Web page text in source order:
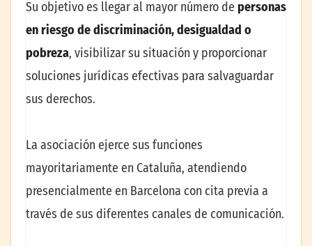
Su objetivo es llegar al mayor número de personas
en riesgo de discriminación, desigualdad o
pobreza, visibilizar su situación y proporcionar
soluciones jurídicas efectivas para salvaguardar
sus derechos.
La asociación ejerce sus funciones
mayoritariamente en Cataluña, atendiendo
presencialmente en Barcelona con cita previa a
través de sus diferentes canales de comunicación.